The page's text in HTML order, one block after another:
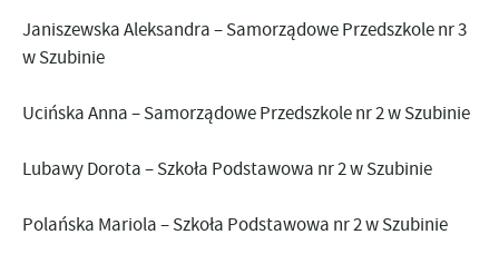
Janiszewska Aleksandra – Samorządowe Przedszkole nr 3
w Szubinie
Ucińska Anna – Samorządowe Przedszkole nr 2 w Szubinie
Lubawy Dorota – Szkoła Podstawowa nr 2 w Szubinie
Polańska Mariola – Szkoła Podstawowa nr 2 w Szubinie